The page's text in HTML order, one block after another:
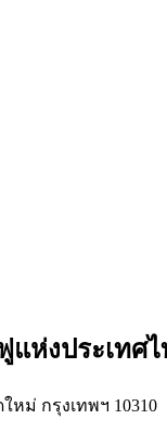
ห่งประเทศไ
หม่ กรุงเทพฯ 10310